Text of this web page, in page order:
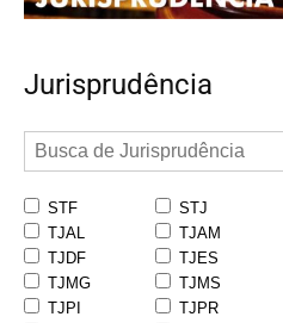
Jurisprudência
STF STJ
TJAL
TJAM
TJDF
TJES
TJMG
TJMS
TJPI
TJPR